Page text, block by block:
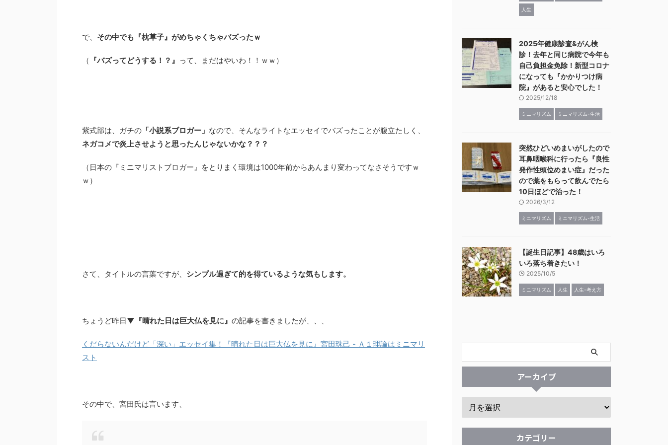
で、 その中でも『枕草子』がめちゃくちゃバズったｗ
（ 『バズってどうする！？』 って、まだはやいわ！！ｗｗ）
紫式部は、ガチの 「小説系ブロガー」 なので、そんなライトなエッセイでバズったことが腹立たしく、
ネガコメで炎上させようと思ったんじゃないかな？？？
（日本の『ミニマリストブロガー』をとりまく環境は1000年前からあんまり変わってなさそうですｗ
ｗ）
さて、タイトルの言葉ですが、 シンプル過ぎて的を得ているような気もします。
ちょうど昨日▼『晴れた日は巨大仏を見に』 の記事を書きましたが、、、
くだらないんだけど「深い」エッセイ集！『晴れた日は巨大仏を見に』宮田珠己 - Ａ１理論はミニマリ
スト
その中で、宮田氏は言います、
人生
2025年健康診査&がん検
診！去年と同じ病院で今年も
自己負担金免除！新型コロナ
になっても『かかりつけ病
院』があると安心でした！
2025/12/18
ミニマリズム ミニマリズム-生活
突然ひどいめまいがしたので
耳鼻咽喉科に行ったら『良性
発作性頭位めまい症』だった
ので薬をもらって飲んでたら
10日ほどで治った！
2026/3/12
ミニマリズム ミニマリズム-生活
【誕生日記事】48歳はいろ
いろ落ち着きたい！
2025/10/5
ミニマリズム 人生 人生-考え方
アーカイブ
カテゴリー